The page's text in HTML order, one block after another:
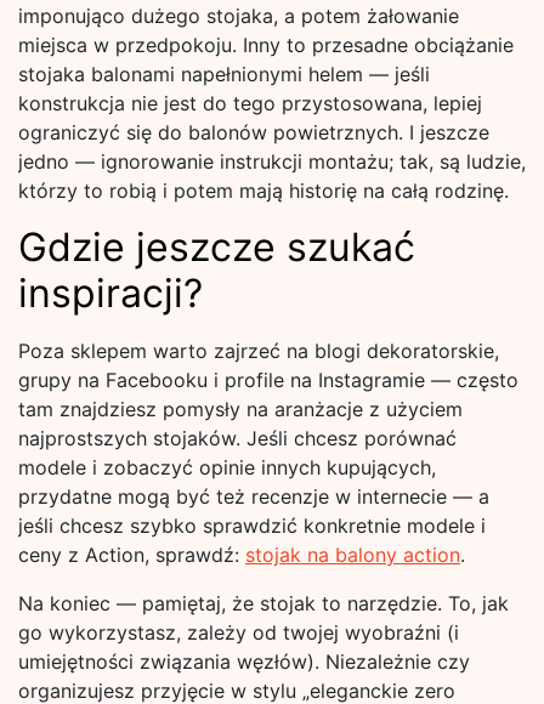
imponująco dużego stojaka, a potem żałowanie
miejsca w przedpokoju. Inny to przesadne obciążanie
stojaka balonami napełnionymi helem — jeśli
konstrukcja nie jest do tego przystosowana, lepiej
ograniczyć się do balonów powietrznych. I jeszcze
jedno — ignorowanie instrukcji montażu; tak, są ludzie,
którzy to robią i potem mają historię na całą rodzinę.
Gdzie jeszcze szukać
inspiracji?
Poza sklepem warto zajrzeć na blogi dekoratorskie,
grupy na Facebooku i profile na Instagramie — często
tam znajdziesz pomysły na aranżacje z użyciem
najprostszych stojaków. Jeśli chcesz porównać
modele i zobaczyć opinie innych kupujących,
przydatne mogą być też recenzje w internecie — a
jeśli chcesz szybko sprawdzić konkretnie modele i
ceny z Action, sprawdź: stojak na balony action.
Na koniec — pamiętaj, że stojak to narzędzie. To, jak
go wykorzystasz, zależy od twojej wyobraźni (i
umiejętności związania węzłów). Niezależnie czy
organizujesz przyjęcie w stylu „eleganckie zero